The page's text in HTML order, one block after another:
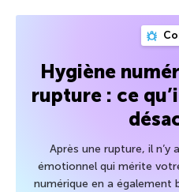
Hygiène
rupture : ce
Après une rupture, il n’y
émotionnel qui mérite
numérique en a également